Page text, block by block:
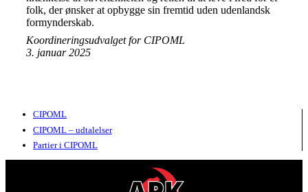
folk, der ønsker at opbygge sin fremtid uden udenlandsk
formynderskab.
Koordineringsudvalget for CIPOML
3. januar 2025
CIPOML
CIPOML – udtalelser
Partier i CIPOML